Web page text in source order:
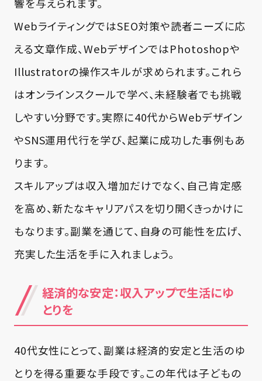
WebライティングではSEO対策や読者ニーズに応
える文章作成、WebデザインではPhotoshopや
Illustratorの操作スキルが求められます。これら
はオンラインスクールで学べ、未経験者でも挑戦
しやすい分野です。実際に40代からWebデザイン
やSNS運用代行を学び、起業に成功した事例もあ
ります。
スキルアップは収入増加だけでなく、自己肯定感
を高め、新たなキャリアパスを切り開くきっかけに
もなります。副業を通じて、自身の可能性を広げ、
充実した生活を手に入れましょう。
経済的な安定：収入アップで生活にゆ
とりを
40代女性にとって、副業は経済的安定と生活のゆ
とりを得る重要な手段です。この年代は子どもの